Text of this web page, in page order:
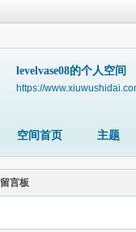
levelvase08的个人空间
https://
空间首页 主题
留言板